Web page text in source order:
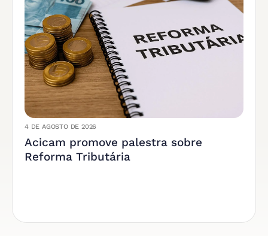
4 DE AGOSTO DE 2026
Acicam promove palestra sobre
Reforma Tributária